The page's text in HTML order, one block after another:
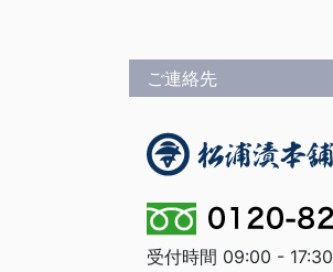
ご連絡先
受付時間 09:00 - 17:30